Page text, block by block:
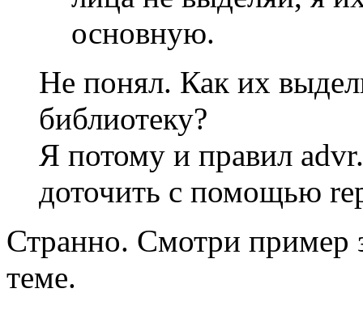
основную.
Не понял. Как их
библиотеку?
Я потому и правил
доточить с помощью
Странно. Смотри
теме.